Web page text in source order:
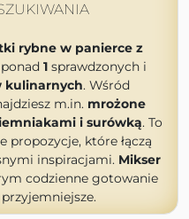
rybne w panierce z
1sprawdzonych i
kulinarnych. Wśród
m.in. mrożone
i surówką. To
propozycje, które łączą
inspiracjami. Mikser
codzienne gotowanie